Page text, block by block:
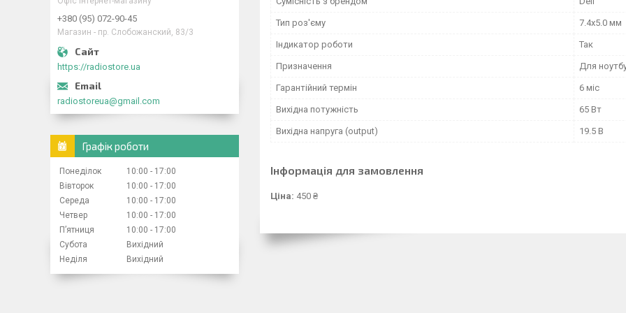
Тип роз'єму 7.4x5.0 мм
Індикатор роботи Так
Призначення Для
Гарантійний термін 6 міс
Вихідна потужність 65 Вт
Вихідна напруга (output) 19.5 В
Інформація для замовлення
Ціна: 450 ₴
+380 (95) 072-90-45
Магазин - пр. Слобожанский, 83/3
https://radiostore.ua
radiostoreua@gmail.com
Графік роботи
Понеділок 10:00
17:00
Вівторок
10:00
17:00
Середа
10:00
17:00
Четвер
10:00
17:00
Пʼятниця
10:00
17:00
Субота
Вихідний
Неділя
Вихідний